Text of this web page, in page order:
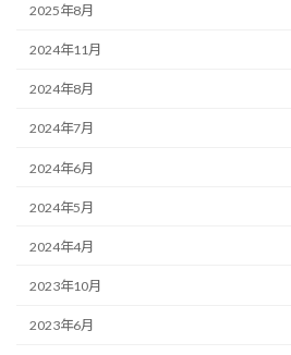
2025年8月
2024年11月
2024年8月
2024年7月
2024年6月
2024年5月
2024年4月
2023年10月
2023年6月